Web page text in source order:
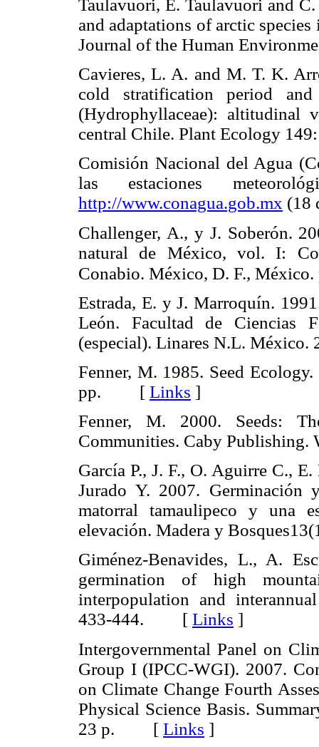
Taulavuori, E. Taulavuori and
and adaptations of arctic
Journal of the Human
Cavieres, L. A. and M. T. K.
cold stratification period
(Hydrophyllaceae): altitudinal
central Chile. Plant Ecology
Comisión Nacional del Agua
las estaciones
http://www.conagua.gob.mx
Challenger, A., y J. Soberón.
natural de México, vol. I:
Conabio. México, D. F., México.
Estrada, E. y J. Marroquín.
León. Facultad de Ciencias
(especial). Linares N.L.
Fenner, M. 1985. Seed
pp. [ Links ]
Fenner, M. 2000. Seeds:
Communities. Caby
García P., J. F., O. Aguirre C.,
Jurado Y. 2007. Germinación
matorral tamaulipeco y una
elevación. Madera y
Giménez-Benavides, L., A.
germination of high
interpopulation and
433-444. [ Links ]
Intergovernmental Panel on
Group I (IPCC-WGI). 2007.
on Climate Change Fourth
Physical Science Basis.
23 p. [ Links ]